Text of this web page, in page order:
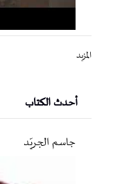
المزيد
أحدث الكتاب
جاسم الجريّد